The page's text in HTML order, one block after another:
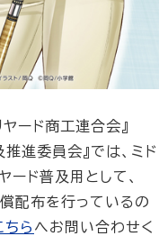
ード商工連合会』
推進委員会』では、ミド
ード普及用として、
配布を行っているの
ちら へお問い合わせく